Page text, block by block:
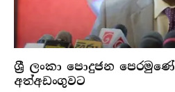
ශ්‍රී ලංකා පොදුජන
අත්අඩංගුවට